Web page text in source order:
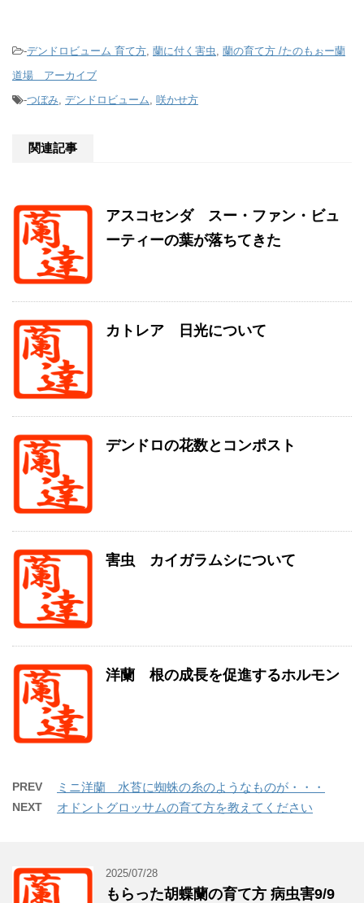
-デンドロビューム 育て方, 蘭に付く害虫, 蘭の育て方 /たのもぉー蘭
道場 アーカイブ
-つぼみ, デンドロビューム, 咲かせ方
関連記事
アスコセンダ スー・ファン・ビュ
ーティーの葉が落ちてきた
カトレア 日光について
デンドロの花数とコンポスト
害虫 カイガラムシについて
洋蘭 根の成長を促進するホルモン
PREV ミニ洋蘭 水苔に蜘蛛の糸のようなものが・・・
NEXT オドントグロッサムの育て方を教えてください
2025/07/28
もらった胡蝶蘭の育て方 病虫害9/9